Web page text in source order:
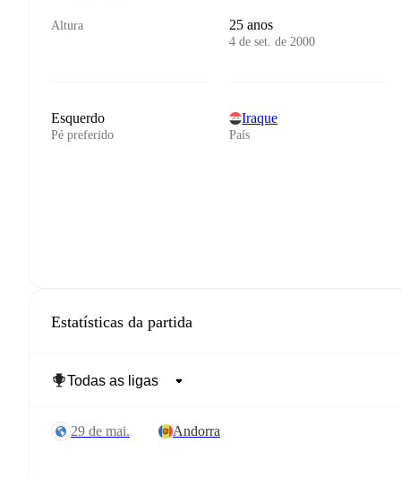
Altura 25 anos
4 de set. de 2000
Esquerdo
Pé preferido
Iraque
País
Estatísticas da partida
29 de mai. Andorra